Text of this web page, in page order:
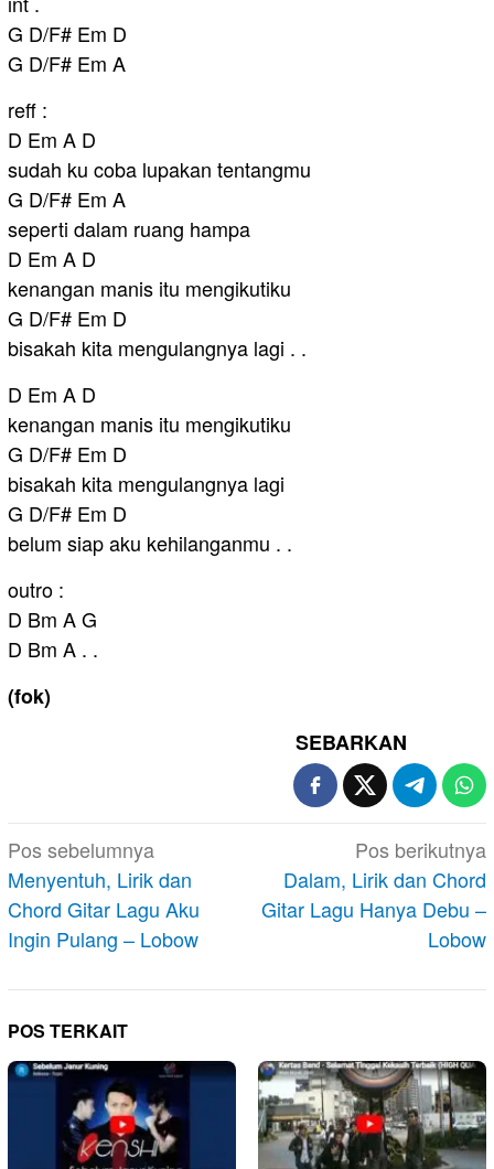
G D/F# Em D
G D/F# Em A
reff :
D Em A D
sudah ku coba lupakan tentangmu
G D/F# Em A
seperti dalam ruang hampa
D Em A D
kenangan manis itu mengikutiku
G D/F# Em D
bisakah kita mengulangnya lagi . .
D Em A D
kenangan manis itu mengikutiku
G D/F# Em D
bisakah kita mengulangnya lagi
G D/F# Em D
belum siap aku kehilanganmu . .
outro :
D Bm A G
D Bm A . .
(fok)
SEBARKAN
Navigasi
pos
Pos sebelumnya
Menyentuh, Lirik dan
Chord Gitar Lagu Aku
Ingin Pulang – Lobow
Pos berikutnya
Dalam, Lirik dan Chord
Gitar Lagu Hanya Debu –
Lobow
POS TERKAIT